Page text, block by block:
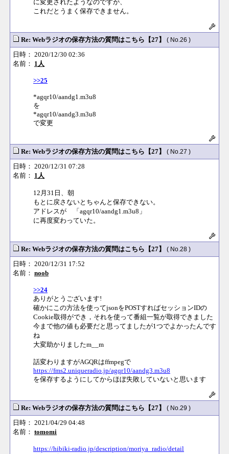
に変更されたようなのですが、
これだとうまく保存できません。
Re: Webラジオの保存方法の質問はこちら【27】 ( No.26 )
日時： 2020/12/30 02:36
名前： 1人
>>25
*agqr10/aandg1.m3u8
を
*agqr10/aandg3.m3u8
で変更
Re: Webラジオの保存方法の質問はこちら【27】 ( No.27 )
日時： 2020/12/31 07:28
名前： 1人
12月31日、朝
もとに戻さないとちゃんと保存できない。
アドレスが 「agqr10/aandg1.m3u8」
に再度変わっていた。
Re: Webラジオの保存方法の質問はこちら【27】 ( No.28 )
日時： 2020/12/31 17:52
名前： noob
>>24
ありがとうございます!
確かにこの方法を使ってjsonをPOSTすればセッションIDの
Cookie取得ができ，それを使って番組一覧が取得できました
今まで他の値も必要だと思ってましたが1つでよかったんです
ね
大変助かりましたm__m
話変わりますがAGQRはffmpegで
https://fms2.uniqueradio.jp/agqr10/aandg3.m3u8
を保存するようにしてからほぼ失敗していないと思います
Re: Webラジオの保存方法の質問はこちら【27】 ( No.29 )
日時： 2021/04/29 04:48
名前： tomomi
https://hibiki-radio.jp/description/moriya_radio/detail